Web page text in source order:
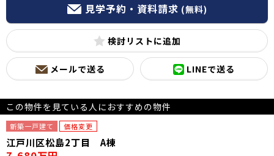
見学予約・資料請求 (無料)
検討リスト
メールで送る LINEで送る
この物件を見ている人におすすめの物件
新築一戸建て 価格変更
江戸川区松島2丁目 A棟